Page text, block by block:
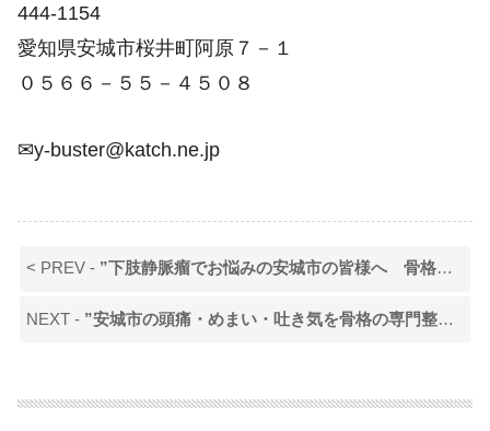
444-1154
愛知県安城市桜井町阿原７－１
０５６６－５５－４５０８
✉y-buster@katch.ne.jp
< PREV - ”下肢静脈瘤でお悩みの安城市の皆様へ 骨格の専門整体の朗報”
NEXT - ”安城市の頭痛・めまい・吐き気を骨格の専門整体が徹底解説”